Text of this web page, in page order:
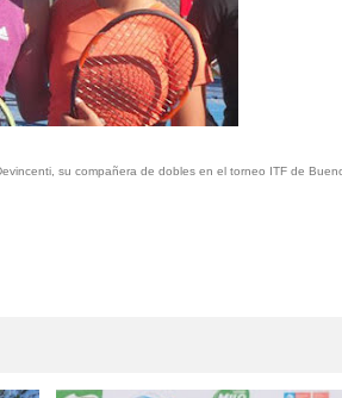
su compañera de dobles en el torneo ITF de